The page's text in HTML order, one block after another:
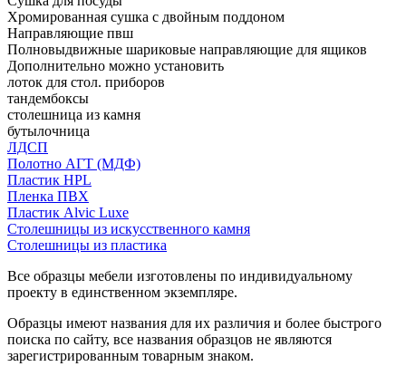
Хромированная сушка с двойным поддоном
Направляющие пвш
Полновыдвижные шариковые направляющие для ящиков
Дополнительно можно установить
лоток для стол. приборов
тандембоксы
столешница из камня
бутылочница
ЛДСП
Полотно АГТ (МДФ)
Пластик HPL
Пленка ПВХ
Пластик Alvic Luxe
Столешницы из искусственного камня
Столешницы из пластика
Все образцы мебели изготовлены по индивидуальному
проекту в единственном экземпляре.
Образцы имеют названия для их различия и более быстрого
поиска по сайту, все названия образцов не являются
зарегистрированным товарным знаком.